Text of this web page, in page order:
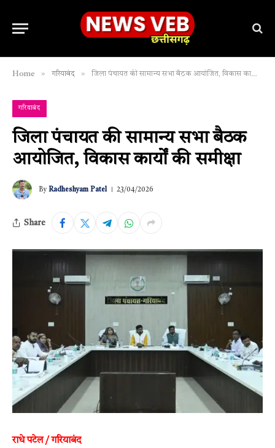
Home » गरियाबंद » जिला पंचायत की सामान्य सभा बैठक आयोजित, विकास कार्यों की समीक्षा
गरियाबंद
जिला पंचायत की सामान्य सभा बैठक
आयोजित, विकास कार्यों की समीक्षा
By Radheshyam Patel 23/04/2026
Share
राधे पटेल / गरियाबंद